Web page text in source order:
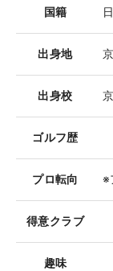
国籍
出身地
出身校
ゴルフ歴
プロ転向 ※
得意クラブ
趣味